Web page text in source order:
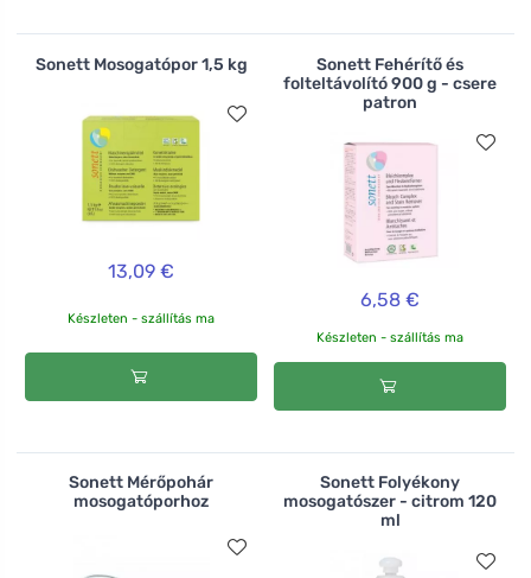
Sonett Mosogatópor 1,5 kg
13,09 €
Készleten - szállítás ma
Sonett Fehérítő és
folteltávolító 900 g - csere
patron
6,58 €
Készleten - szállítás ma
Sonett Mérőpohár
mosogatóporhoz
Sonett Folyékony
mosogatószer - citrom 120
ml